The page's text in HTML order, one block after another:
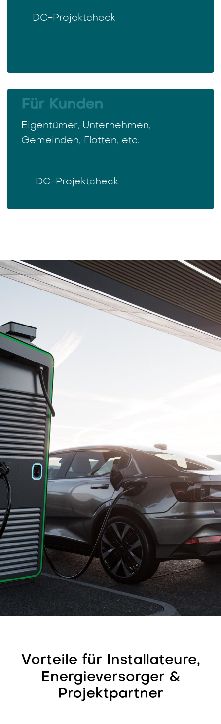
DC-Projektcheck
Für Kunden
Eigentümer, Unternehmen,
Gemeinden, Flotten, etc.
DC-Projektcheck
Vorteile für Installateure,
Energieversorger &
Projektpartner